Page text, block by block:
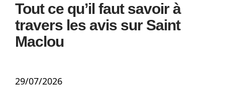
Tout ce qu’il faut savoir à
travers les avis sur Saint
Maclou
29/07/2026